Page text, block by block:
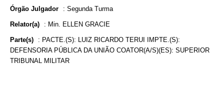
Órgão Julgador : Segunda Turma
Relator(a) : Min. ELLEN GRACIE
Parte(s) : PACTE.(S): LUIZ RICARDO TERUI IMPTE.(S):
DEFENSORIA PÚBLICA DA UNIÃO COATOR(A/S)(ES): SUPERIOR
TRIBUNAL MILITAR